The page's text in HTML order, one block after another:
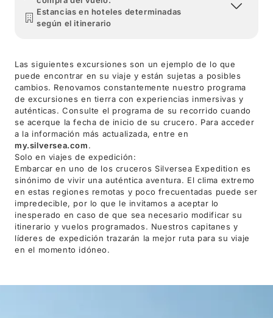
Estancias en hoteles determinadas
según el itinerario
Las siguientes excursiones son un ejemplo de lo que
puede encontrar en su viaje y están sujetas a posibles
cambios. Renovamos constantemente nuestro programa
de excursiones en tierra con experiencias inmersivas y
auténticas. Consulte el programa de su recorrido cuando
se acerque la fecha de inicio de su crucero. Para acceder
a la información más actualizada, entre en
my.silversea.com.
Solo en viajes de expedición:
Embarcar en uno de los cruceros Silversea Expedition es
sinónimo de vivir una auténtica aventura. El clima extremo
en estas regiones remotas y poco frecuentadas puede ser
impredecible, por lo que le invitamos a aceptar lo
inesperado en caso de que sea necesario modificar su
itinerario y vuelos programados. Nuestros capitanes y
líderes de expedición trazarán la mejor ruta para su viaje
en el momento idóneo.